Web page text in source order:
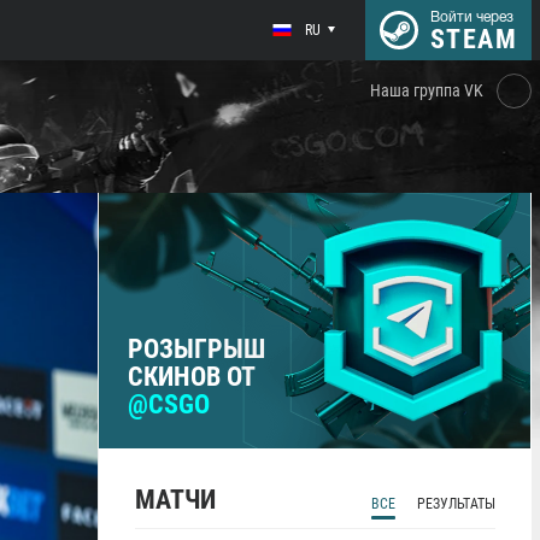
RU
Войти через
STEAM
Наша группа VK
РОЗЫГРЫШ
СКИНОВ ОТ
@CSGO
МАТЧИ ВСЕ РЕЗУЛЬТАТЫ